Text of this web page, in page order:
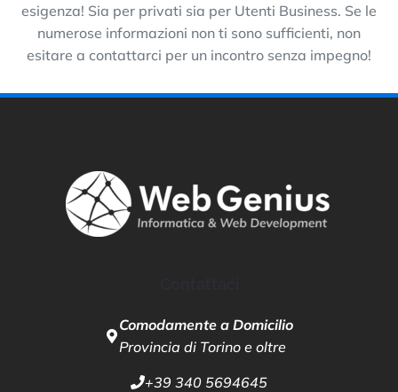
esigenza! Sia per privati sia per Utenti Business. Se le
numerose informazioni non ti sono sufficienti, non
esitare a contattarci per un incontro senza impegno!
Comodamente a Domicilio
Provincia di Torino e oltre
+39 340 5694645